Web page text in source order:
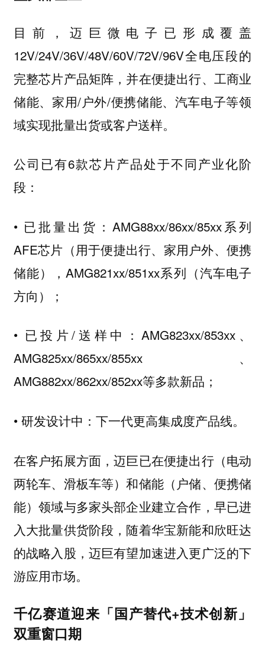
目前，迈巨微电子已形成覆盖
12V/24V/36V/48V/60V/72V/96V全电压段的
完整芯片产品矩阵，并在便捷出行、工商业
储能、家用/户外/便携储能、汽车电子等领
域实现批量出货或客户送样。
公司已有6款芯片产品处于不同产业化阶
段：
• 已批量出货：AMG88xx/86xx/85xx系列
AFE芯片（用于便捷出行、家用户外、便携
储能），AMG821xx/851xx系列（汽车电子
方向）；
• 已投片/送样中：AMG823xx/853xx、
AMG825xx/865xx/855xx、
AMG882xx/862xx/852xx等多款新品；
• 研发设计中：下一代更高集成度产品线。
在客户拓展方面，迈巨已在便捷出行（电动
两轮车、滑板车等）和储能（户储、便携储
能）领域与多家头部企业建立合作，早已进
入大批量供货阶段，随着华宝新能和欣旺达
的战略入股，迈巨有望加速进入更广泛的下
游应用市场。
千亿赛道迎来「国产替代+技术创新」
双重窗口期